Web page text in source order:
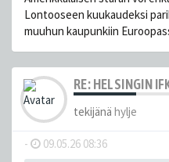
Lontooseen kuukaudeksi
muuhun kaupunkiin
RE: HELSINGIN
tekijänä hylje
- 09.05.26 08:36